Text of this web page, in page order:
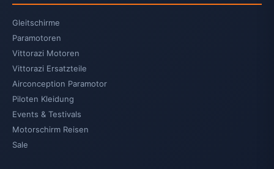
Gleitschirme
Paramotoren
Vittorazi Motoren
Vittorazi Ersatzteile
Airconception Paramotor
Piloten Kleidung
Events & Testivals
Motorschirm Reisen
Sale